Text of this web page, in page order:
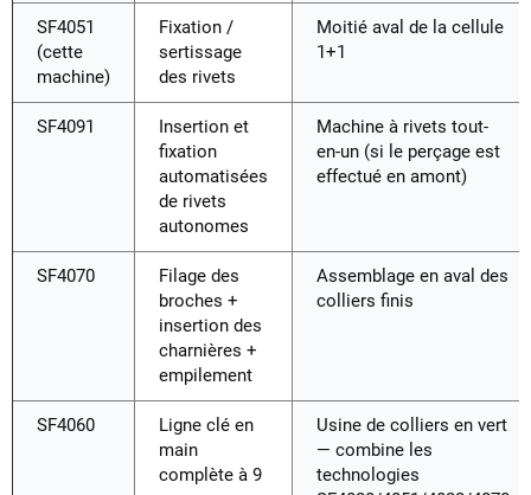
SF4051
(cette
machine)
Fixation /
sertissage
des rivets
Moitié aval de la cellule
1+1
SF4091
Insertion et
fixation
automatisées
de rivets
autonomes
Machine à rivets tout-
en-un (si le perçage est
effectué en amont)
SF4070
Filage des
broches +
insertion des
charnières +
empilement
Assemblage en aval des
colliers finis
SF4060
Ligne clé en
main
complète à 9
Usine de colliers en vert
— combine les
technologies